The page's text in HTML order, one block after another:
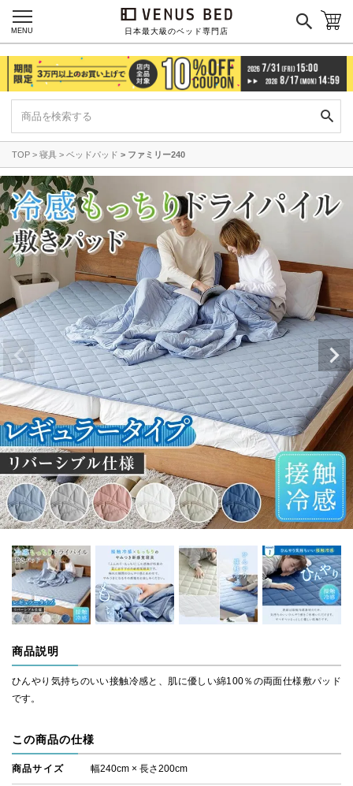
日本最大級のベッド専門店
MENU
TOP 寝具 ベッドパッド ファミリー240
商品説明
ひんやり気持ちのいい接触冷感と、肌に優しい綿100％の両面仕様敷パッド
です。
この商品の仕様
商品サイズ 幅240cm × 長さ200cm